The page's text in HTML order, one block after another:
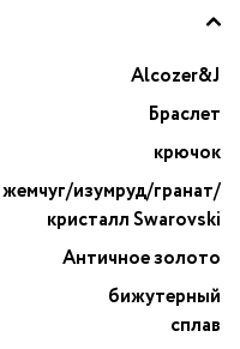
Alcozer&J
Браслет
крючок
жемчуг/изумруд/гранат/
кристалл Swarovski
Античное золото
бижутерный
сплав